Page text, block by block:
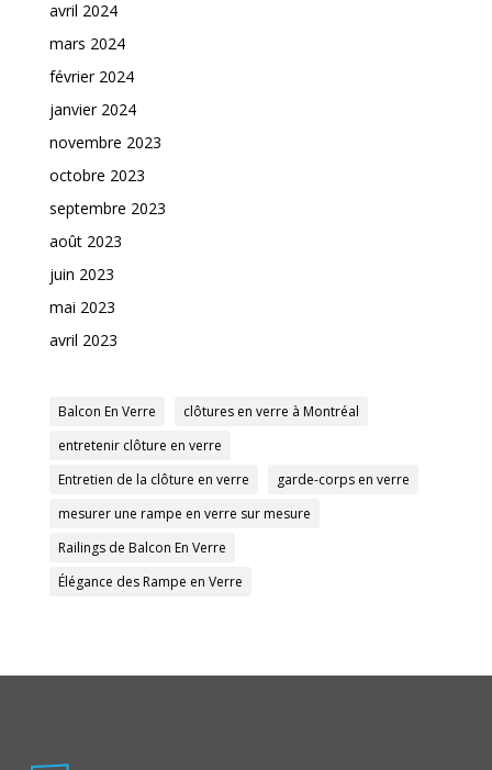
avril 2024
mars 2024
février 2024
janvier 2024
novembre 2023
octobre 2023
septembre 2023
août 2023
juin 2023
mai 2023
avril 2023
Balcon En Verre
clôtures en verre à Montréal
entretenir clôture en verre
Entretien de la clôture en verre
garde-corps en verre
mesurer une rampe en verre sur mesure
Railings de Balcon En Verre
Élégance des Rampe en Verre